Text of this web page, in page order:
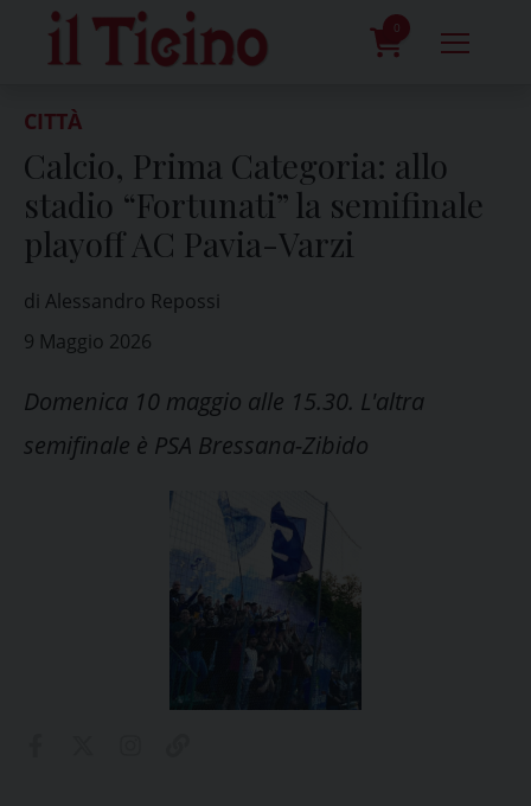
content
0
CITTÀ
Calcio, Prima Categoria: allo
stadio “Fortunati” la semifinale
playoff AC Pavia-Varzi
di Alessandro Repossi
9 Maggio 2026
Domenica 10 maggio alle 15.30. L'altra
semifinale è PSA Bressana-Zibido